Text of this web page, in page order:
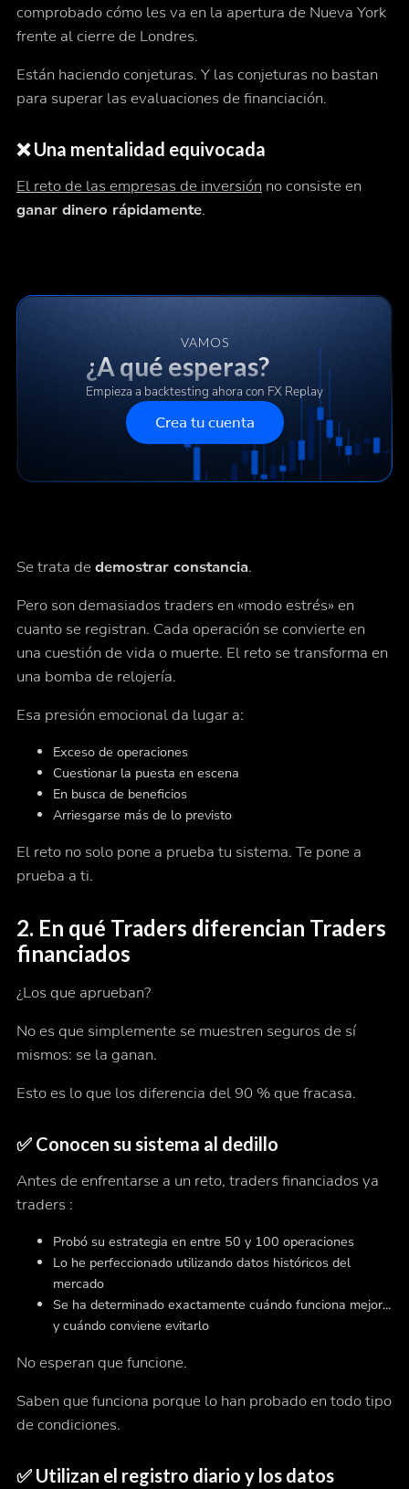
comprobado cómo les va en la apertura de Nueva York
frente al cierre de Londres.
Están haciendo conjeturas. Y las conjeturas no bastan
para superar las evaluaciones de financiación.
❌ Una mentalidad equivocada
El reto de las empresas de inversión no consiste en
ganar dinero rápidamente.
VAMOS
¿A qué esperas?
Empieza a backtesting ahora con FX Replay
Crea tu cuenta
Se trata de demostrar constancia.
Pero son demasiados traders en «modo estrés» en
cuanto se registran. Cada operación se convierte en
una cuestión de vida o muerte. El reto se transforma en
una bomba de relojería.
Esa presión emocional da lugar a:
Exceso de operaciones
Cuestionar la puesta en escena
En busca de beneficios
Arriesgarse más de lo previsto
El reto no solo pone a prueba tu sistema. Te pone a
prueba a ti.
2. En qué Traders diferencian Traders
financiados
¿Los que aprueban?
No es que simplemente se muestren seguros de sí
mismos: se la ganan.
Esto es lo que los diferencia del 90 % que fracasa.
✅ Conocen su sistema al dedillo
Antes de enfrentarse a un reto, traders financiados ya
traders :
Probó su estrategia en entre 50 y 100 operaciones
Lo he perfeccionado utilizando datos históricos del
mercado
Se ha determinado exactamente cuándo funciona mejor...
y cuándo conviene evitarlo
No esperan que funcione.
Saben que funciona porque lo han probado en todo tipo
de condiciones.
✅ Utilizan el registro diario y los datos